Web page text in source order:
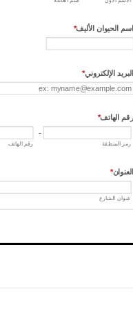
استمارة
الأليفة أو
هذه
المهتمين
نماذج التسجيل في حدث أو فعالية
9
19
7
6